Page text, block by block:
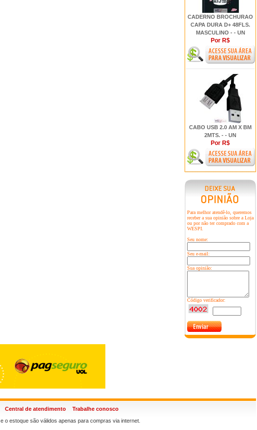
CADERNO BROCHURAO
CAPA DURA D+ 48FLS.
MASCULINO - - UN
Por R$
CABO USB 2.0 AM X BM
2MTS. - - UN
Por R$
Para melhor atendê-lo, queremos
receber a sua opinião sobre a Loja
ou por não ter comprado com a
WESPI.
Seu nome:
Seu e-mail:
Sua opinião:
Código verificador:
Central de atendimento
Trabalhe conosco
estoque são válidos apenas para compras via internet.